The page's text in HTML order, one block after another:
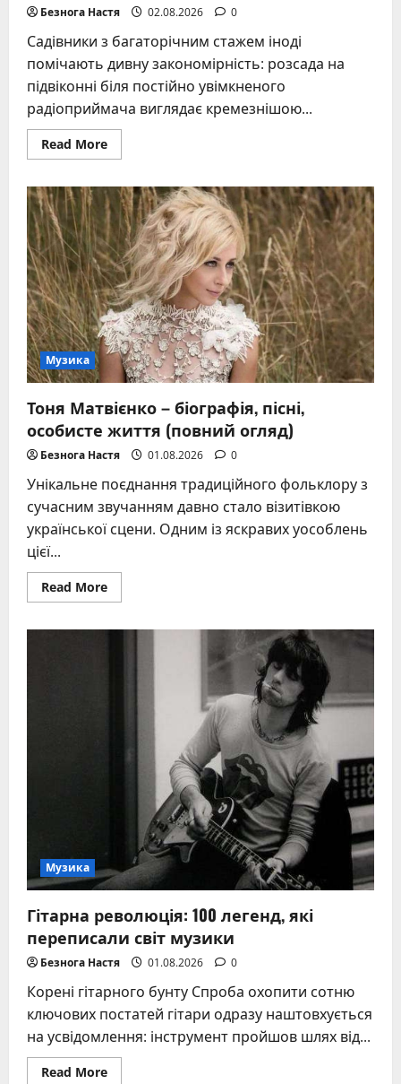
Безнога Настя 02.08.2026 0
Садівники з багаторічним стажем іноді
помічають дивну закономірність: розсада на
підвіконні біля постійно увімкненого
радіоприймача виглядає кремезнішою...
Read MoreRead
more
для
рослин:
що
кажуть
науковці
про
звукову
стимуляцію
та
врожайність
Музика
Тоня Матвієнко – біографія, пісні,
особисте життя (повний огляд)
Безнога Настя 01.08.2026 0
Унікальне поєднання традиційного фольклору з
сучасним звучанням давно стало візитівкою
української сцени. Одним із яскравих уособлень
цієї...
Read MoreRead
more
Музика
Гітарна революція: 100 легенд, які
переписали світ музики
Безнога Настя 01.08.2026 0
Корені гітарного бунту Спроба охопити сотню
ключових постатей гітари одразу наштовхується
на усвідомлення: інструмент пройшов шлях від...
Read MoreRead